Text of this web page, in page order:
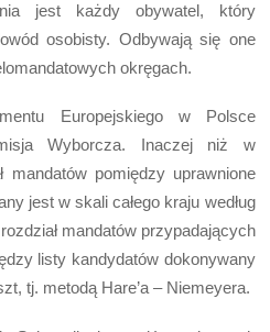
jest każdy obywatel, który
osobisty. Odbywają się one
okręgach.
Europejskiego w Polsce
Wyborcza. Inaczej niż w
mandatów pomiędzy uprawnione
jest w skali całego kraju według
mandatów przypadających
listy kandydatów dokonywany
tj. metodą Hare’a – Niemeyera.